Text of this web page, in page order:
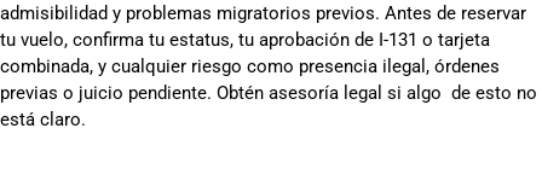
admisibilidad y problemas migratorios previos. Antes de reservar
tu vuelo, confirma tu estatus, tu aprobación de I-131 o tarjeta
combinada, y cualquier riesgo como presencia ilegal, órdenes
previas o juicio pendiente. Obtén asesoría legal si algo de esto no
está claro.